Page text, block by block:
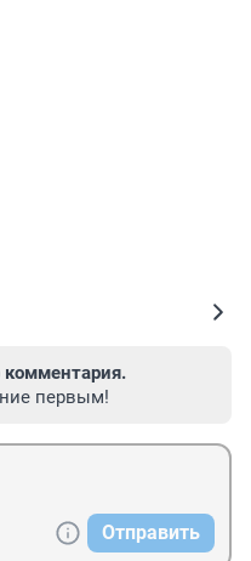
комментария.
первым!
Отправить